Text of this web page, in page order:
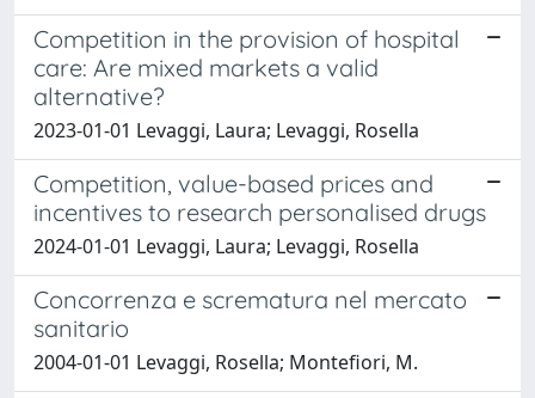
Competition in the provision of hospital
care: Are mixed markets a valid
alternative?
2023-01-01 Levaggi, Laura; Levaggi, Rosella
Competition, value-based prices and
incentives to research personalised drugs
2024-01-01 Levaggi, Laura; Levaggi, Rosella
Concorrenza e scrematura nel mercato
sanitario
2004-01-01 Levaggi, Rosella; Montefiori, M.